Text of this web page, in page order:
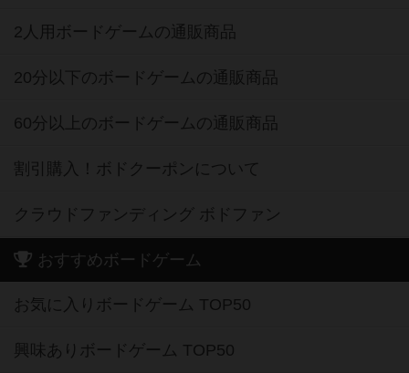
2人用ボードゲームの通販商品
20分以下のボードゲームの通販商品
60分以上のボードゲームの通販商品
割引購入！ボドクーポンについて
クラウドファンディング ボドファン
おすすめボードゲーム
お気に入りボードゲーム TOP50
興味ありボードゲーム TOP50